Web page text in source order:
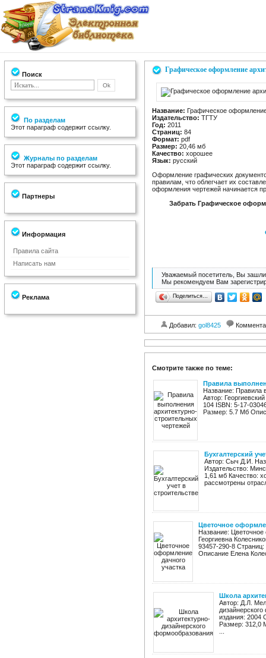
Поиск
По разделам
Этот параграф содержит ссылку.
Журналы по разделам
Этот параграф содержит ссылку.
Партнеры
Информация
Правила сайта
Написать нам
Реклама
Графическое оформление
Название: Графическое
Издательство: ТГТУ
Год: 2011
Страниц: 84
Формат: pdf
Размер: 20,46 мб
Качество: хорошее
Язык: русский
Оформление графических
правилам, что облегчает их
оформления чертежей начинается
Забрать Графическое
Уважаемый посетитель, Вы зашли
Мы рекомендуем Вам
Поделиться…
Добавил: gol8425
Смотрите также по теме:
Правила
Название: Правила
Автор:
104 ISBN: 5-17-
Размер: 5.7 Мб
Бухгалтерский
Автор: Сыч Д.И.
Издательство:
1,61 мб Качество:
рассмотрены
Цветочное
Название:
Георгиевна
93457-290-8
Описание Елена
Школа
Автор: Д.Л.
издания: 2004
Размер: 312,0